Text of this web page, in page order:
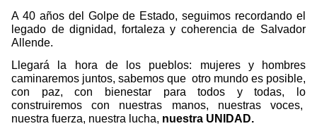
A 40 años del Golpe de Estado, seguimos recordando el
legado de dignidad, fortaleza y coherencia de Salvador
Allende.
Llegará la hora de los pueblos: mujeres y hombres
caminaremos juntos, sabemos que otro mundo es posible,
con paz, con bienestar para todos y todas, lo
construiremos con nuestras manos, nuestras voces,
nuestra fuerza, nuestra lucha, nuestra UNIDAD.